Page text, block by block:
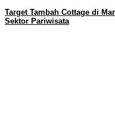
Target Tambah Cottage di
Sektor Pariwisata